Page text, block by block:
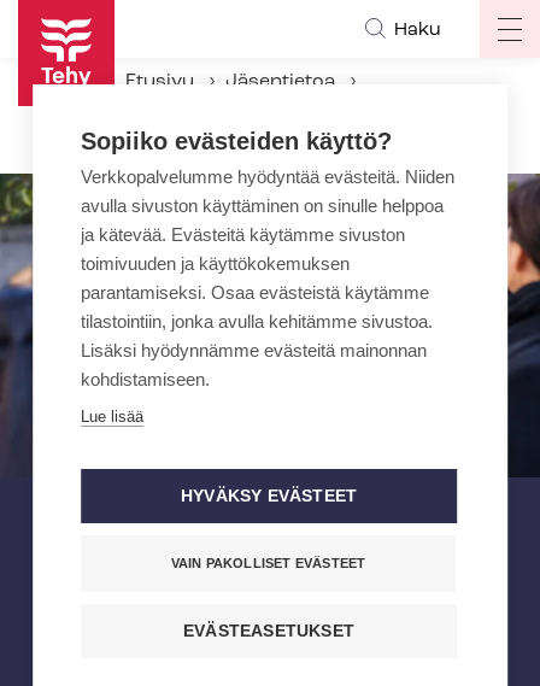
Hyppää
pääsisältöön
Haku
Etusivu
Jäsentietoa
Ammattiosastot
Ammattiosasto on paikallinen Tehy.
ammattiosastosi toimintaan – ja sitä
Sopiiko evästeiden käyttö?
Verkkopalvelumme hyödyntää evästeitä. Niiden
avulla sivuston käyttäminen on sinulle helppoa
ja kätevää. Evästeitä käytämme sivuston
toimivuuden ja käyttökokemuksen
parantamiseksi. Osaa evästeistä käytämme
tilastointiin, jonka avulla kehitämme sivustoa.
Lisäksi hyödynnämme evästeitä mainonnan
kohdistamiseen.
Lue lisää
HYVÄKSY EVÄSTEET
VAIN PAKOLLISET EVÄSTEET
EVÄSTEASETUKSET